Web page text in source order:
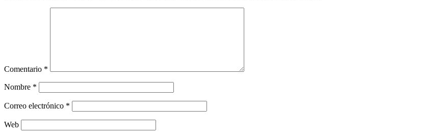
Comentario *
Nombre *
Correo electrónico *
Web